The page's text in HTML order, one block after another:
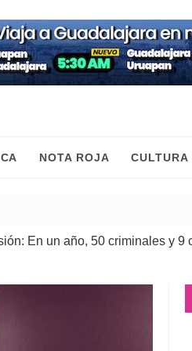
NOTA ROJA CULTURA
50 criminales y 9 cabecillas